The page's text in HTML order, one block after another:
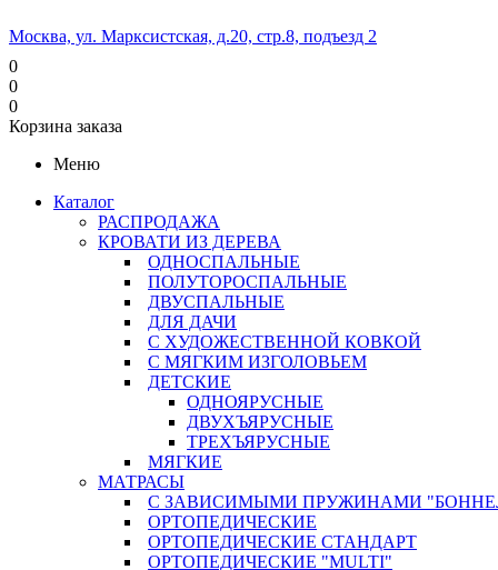
Москва, ул. Марксистская, д.20, стр.8, подъезд 2
0
0
0
Корзина заказа
Меню
Каталог
РАСПРОДАЖА
КРОВАТИ ИЗ ДЕРЕВА
ОДНОСПАЛЬНЫЕ
ПОЛУТОРОСПАЛЬНЫЕ
ДВУСПАЛЬНЫЕ
ДЛЯ ДАЧИ
С ХУДОЖЕСТВЕННОЙ КОВКОЙ
С МЯГКИМ ИЗГОЛОВЬЕМ
ДЕТСКИЕ
ОДНОЯРУСНЫЕ
ДВУХЪЯРУСНЫЕ
ТРЕХЪЯРУСНЫЕ
МЯГКИЕ
МАТРАСЫ
С ЗАВИСИМЫМИ ПРУЖИНАМИ
ОРТОПЕДИЧЕСКИЕ
ОРТОПЕДИЧЕСКИЕ СТАНДАРТ
ОРТОПЕДИЧЕСКИЕ "MULTI"